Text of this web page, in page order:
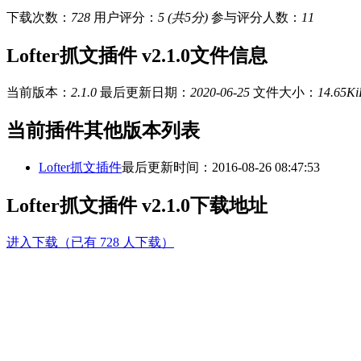
下载次数： 728 用户评分： 5 (共5分) 参与评分人数： 11
Lofter抓文插件 v2.1.0文件信息
当前版本： 2.1.0 最后更新日期： 2020-06-25 文件大小：
当前插件其他版本列表
Lofter抓文插件最后更新时间：2016-08-26 08:47:53
Lofter抓文插件 v2.1.0下载地址
进入下载（已有 728 人下载）